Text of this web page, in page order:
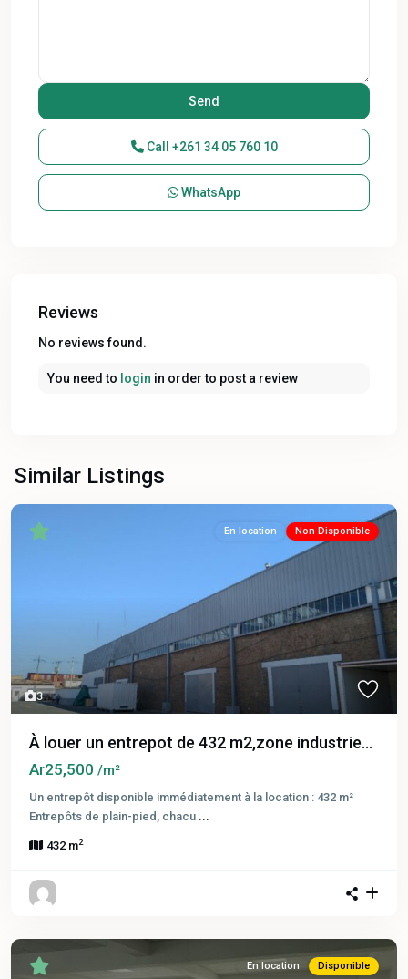
Call +261 34 05 760 10
WhatsApp
Reviews
No reviews found.
You need to login in order to post a review
Similar Listings
3
En location Non Disponible
À louer un entrepot de 432 m2,zone industrie...
Ar25,500 /m²
Un entrepôt disponible immédiatement à la location : 432 m²
Entrepôts de plain-pied, chacu ...
432 m2
En location Disponible